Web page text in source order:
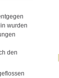
wurden
den